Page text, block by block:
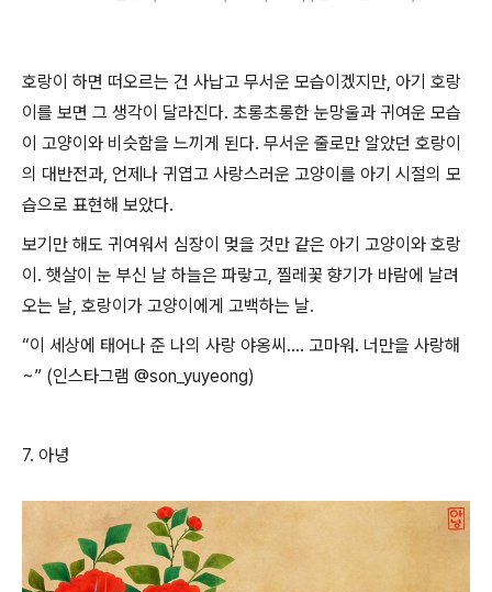
호랑이 하면 떠오르는 건 사납고 무서운 모습이겠지만, 아기 호랑
이를 보면 그 생각이 달라진다. 초롱초롱한 눈망울과 귀여운 모습
이 고양이와 비슷함을 느끼게 된다. 무서운 줄로만 알았던 호랑이
의 대반전과, 언제나 귀엽고 사랑스러운 고양이를 아기 시절의 모
습으로 표현해 보았다.
보기만 해도 귀여워서 심장이 멎을 것만 같은 아기 고양이와 호랑
이 . 햇살이 눈 부신 날 하늘은 파랗고, 찔레꽃 향기가 바람에 날려
오는 날, 호랑이가 고양이에게 고백하는 날.
“이 세상에 태어나 준 나의 사랑 야옹씨 …. 고마워. 너만을 사랑해
~” (인스타그램 @son_yuyeong)
7. 아녕